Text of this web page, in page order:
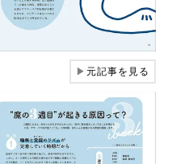
▶元記事を見る